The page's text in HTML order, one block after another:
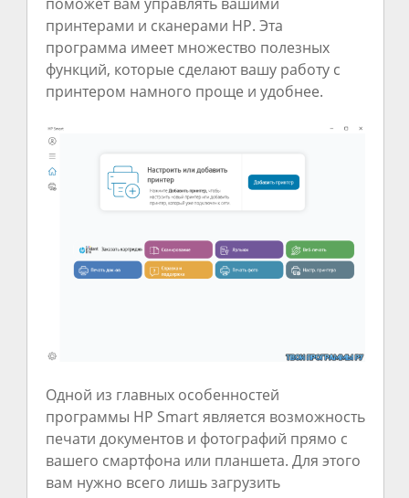
принтерами и сканерами HP. Эта
программа имеет множество полезных
функций, которые сделают вашу работу с
принтером намного проще и удобнее.
Одной из главных особенностей
программы HP Smart является возможность
печати документов и фотографий прямо с
вашего смартфона или планшета. Для этого
вам нужно всего лишь загрузить